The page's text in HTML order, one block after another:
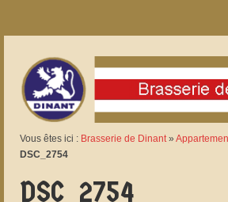
Vous êtes ici : Brasserie de Dinant»
DSC_2754
DSC_2754